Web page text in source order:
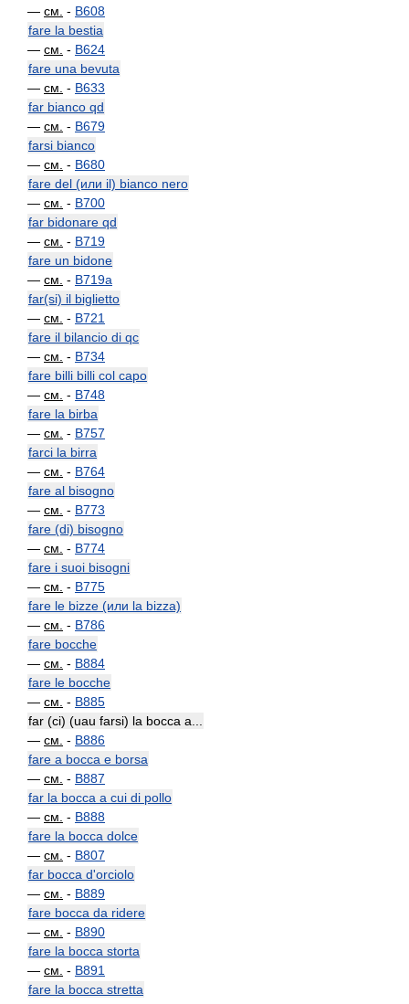
— см. - B608
fare la bestia
— см. - B624
fare una bevuta
— см. - B633
far bianco qd
— см. - B679
farsi bianco
— см. - B680
fare del (или il) bianco nero
— см. - B700
far bidonare qd
— см. - B719
fare un bidone
— см. - B719a
far(si) il biglietto
— см. - B721
fare il bilancio di qc
— см. - B734
fare billi billi col capo
— см. - B748
fare la birba
— см. - B757
farci la birra
— см. - B764
fare al bisogno
— см. - B773
fare (di) bisogno
— см. - B774
fare i suoi bisogni
— см. - B775
fare le bizze (или la bizza)
— см. - B786
fare bocche
— см. - B884
fare le bocche
— см. - B885
far (ci) (uau farsi) la bocca a...
— см. - B886
fare a bocca e borsa
— см. - B887
far la bocca a cui di pollo
— см. - B888
fare la bocca dolce
— см. - B807
far bocca d'orciolo
— см. - B889
fare bocca da ridere
— см. - B890
fare la bocca storta
— см. - B891
fare la bocca stretta